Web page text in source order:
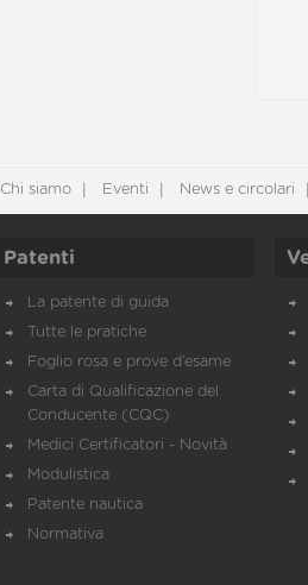
Chi siamo Eventi News e circolari
Patenti
La patente di guida
Tutte le pratiche
Foglio rosa e prove d’esame
Carta di Qualificazione del
Conducente (CQC)
Medici Certificatori - Novità
Modulistica
Patente nautica
Normativa